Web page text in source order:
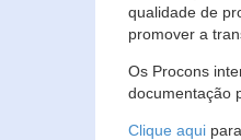
qualidade de
promover a
Os Procons
documentação
Clique aqui